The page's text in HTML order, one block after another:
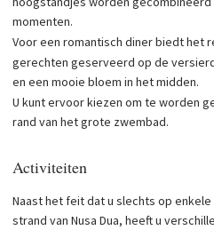
momenten.
Voor een romantisch diner biedt het
gerechten geserveerd op de
en een mooie bloem in het midden.
U kunt ervoor kiezen om te worden
rand van het grote zwembad.
Activiteiten
Naast het feit dat u slechts op
strand van Nusa Dua, heeft u